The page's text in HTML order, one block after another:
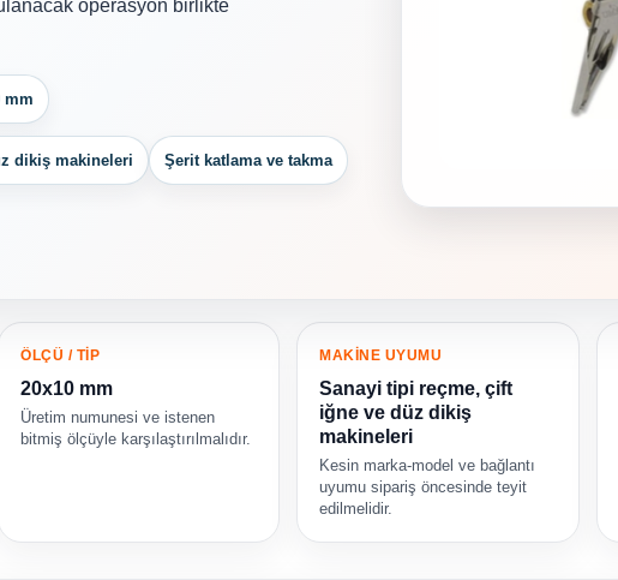
operasyon birlikte
mm
dikiş makineleri Şerit katlama ve takma
ÖLÇÜ / TİP
20x10 mm
Üretim numunesi ve istenen
bitmiş ölçüyle karşılaştırılmalıdır.
MAKİNE UYUMU
Sanayi tipi reçme, çift
iğne ve düz dikiş
makineleri
Kesin marka-model ve bağlantı
uyumu sipariş öncesinde teyit
edilmelidir.